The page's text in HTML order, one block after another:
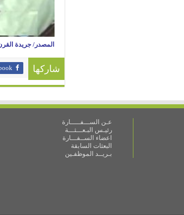
المصدر/ جريدة
شاركها
عـن الســـفـــــارة
رئيـس البـعـــثـــة
اعضاء الســفـــارة
البعثات السابقة
بـريــد الموظفـين